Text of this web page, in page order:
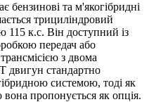
та м'якогібридні
трициліндровий
115 к.с. Він доступний із
передач або
з двома
двигун стандартно
системою, тоді як
пропонується як опція.